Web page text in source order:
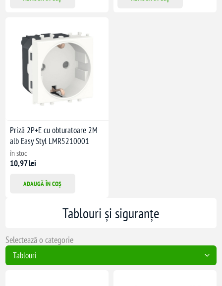
Priză 2P+E cu obturatoare 2M
alb Easy Styl LMR5210001
în stoc
10,97 lei
ADAUGĂ ÎN COȘ
Tablouri și siguranțe
Selectează o categorie